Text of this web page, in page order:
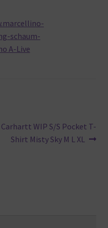
schaum-
A-Live
Nächster
Beitrag:
Carhartt WIP S/S Pocket T-
Shirt Misty Sky M L XL